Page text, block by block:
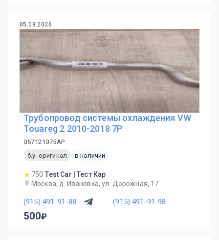
05.08.2026
Трубопровод системы охлаждения VW
Touareg 2 2010-2018 7P
057121075AP
б.у. оригинал
в наличии
750 Test Car | Тест Кар
Москва, д. Ивановка, ул. Дорожная, 17
(915) 491-91-88 (915) 491-91-98
500